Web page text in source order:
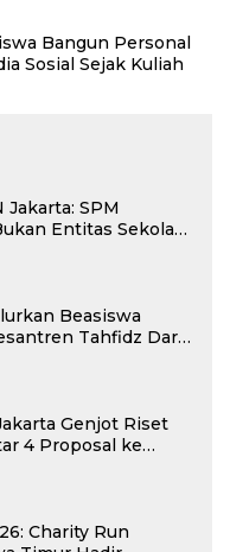
Bangun Personal
Sosial Sejak Kuliah
Jakarta: SPM
Entitas Sekolah
Beasiswa
Tahfidz Darul
Genjot Riset
4 Proposal ke
Charity Run